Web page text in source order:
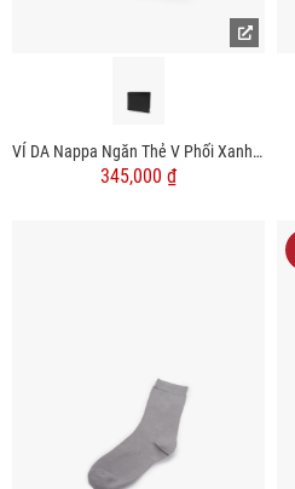
VÍ DA Nappa Ngăn Thẻ V Phối Xanh Dáng Ngang BV064
345,000 ₫